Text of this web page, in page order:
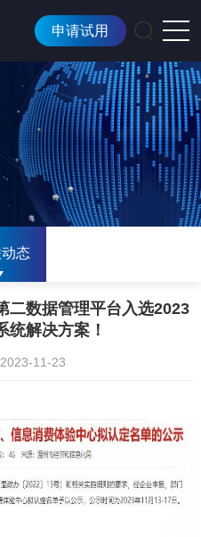
申请试用
态
二数据管理平台入选2023
统解决方案！
11-23